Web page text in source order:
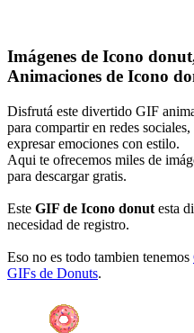
Imágenes de Icono
Animaciones de Icono
Disfrutá este divertido GIF
para compartir en redes
expresar emociones con estilo.
Aqui te ofrecemos miles de
para descargar gratis.
Este GIF de Icono donut esta
necesidad de registro.
Eso no es todo tambien tenemos
GIFs de Donuts.